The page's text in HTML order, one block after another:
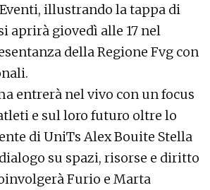
illustrando la tappa di
aprirà giovedì alle 17 nel
della Regione Fvg con
entrerà nel vivo con un focus
e sul loro futuro oltre lo
di UniTs Alex Bouite Stella
su spazi, risorse e diritto
Furio e Marta